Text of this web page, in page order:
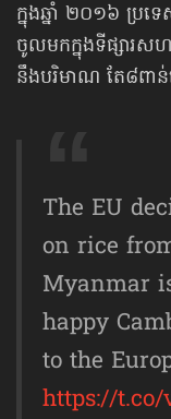
ក្នុងឆ្នាំ ២០១៦ ប្រទ
ចូលមកក្នុងទីផ្សារ
នឹងបរិមាណ តែ៨ពាន់
The EU
on rice
Myanmar
happy
to the
https://